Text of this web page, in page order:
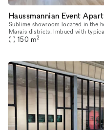
Sublime showroom located in the
Marais districts. Imbued with
an incomparable showcase. You
150 m2